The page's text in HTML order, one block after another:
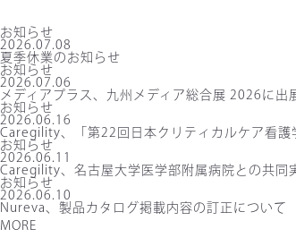
お知らせ
2026.07.08
夏季休業のお知らせ
お知らせ
2026.07.06
メディアプラス、九州メディア総合展 2026に出
お知らせ
2026.06.16
Caregility、「第22回日本クリティカルケア看護
お知らせ
2026.06.11
Caregility、名古屋大学医学部附属病院との共同
お知らせ
2026.06.10
Nureva、製品カタログ掲載内容の訂正について
MORE